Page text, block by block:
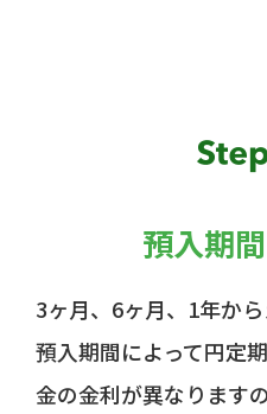
預入期
3ヶ月、6ヶ月、1年から
預入期間によって円定
金の金利が異なりますの